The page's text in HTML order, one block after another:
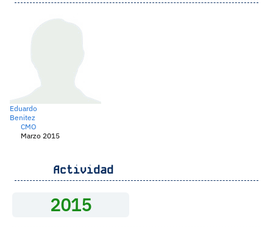
Eduardo
Benitez
CMO
Marzo 2015
Actividad
2015